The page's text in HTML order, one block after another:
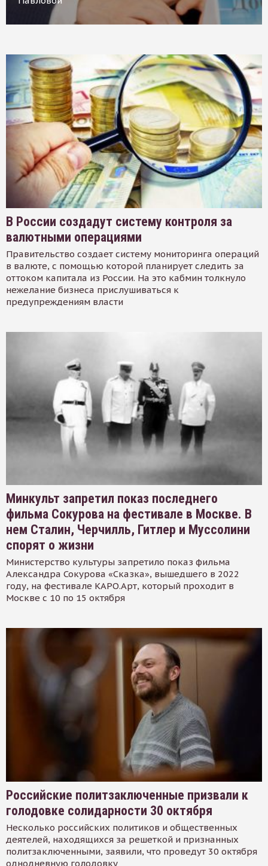
В России создадут систему контроля за
валютными операциями
Правительство создает систему мониторинга операций
в валюте, с помощью которой планирует следить за
оттоком капитала из России. На это кабмин толкнуло
нежелание бизнеса прислушиваться к
предупреждениям власти
Минкульт запретил показ последнего
фильма Сокурова на фестивале в Москве. В
нем Сталин, Черчилль, Гитлер и Муссолини
спорят о жизни
Министерство культуры запретило показ фильма
Александра Сокурова «Сказка», вышедшего в 2022
году, на фестивале КАРО.Арт, который проходит в
Москве с 10 по 15 октября
Российские политзаключенные призвали к
голодовке солидарности 30 октября
Несколько российских политиков и общественных
деятелей, находящихся за решеткой и признанных
политзаключенными, заявили, что проведут 30 октября
однодневную голодовку